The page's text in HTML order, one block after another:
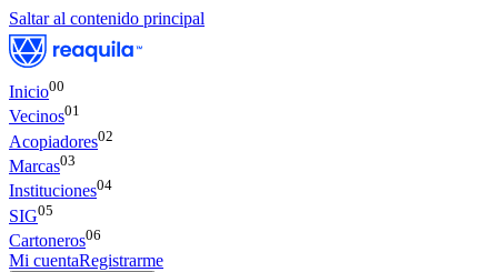
Saltar al contenido principal
Inicio00
Vecinos01
Acopiadores02
Marcas03
Instituciones04
SIG05
Cartoneros06
Mi cuentaRegistrarme